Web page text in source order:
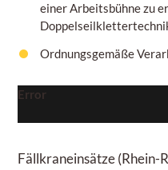
einer Arbeitsbühne zu
Ordnungsgemäße
Error
Fällkraneinsätze(Rhein-